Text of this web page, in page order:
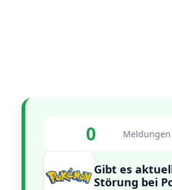
0 Meldungen
Gibt es
Störung bei